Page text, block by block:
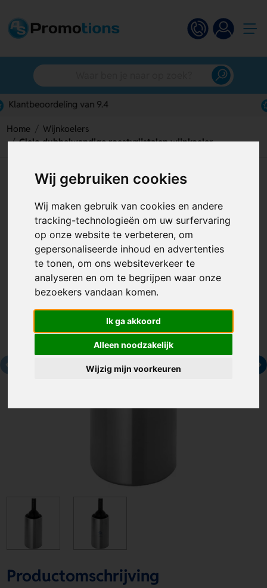
Wij gebruiken cookies
Wij maken gebruik van cookies en andere
tracking-technologieën om uw surfervaring
op onze website te verbeteren, om
gepersonaliseerde inhoud en advertenties
te tonen, om ons websiteverkeer te
analyseren en om te begrijpen waar onze
bezoekers vandaan komen.
Ik ga akkoord
Alleen noodzakelijk
Wijzig mijn voorkeuren
Gratis digitaal ontwerp
Home
Wijnkoelers
Cielo dubbelwandige roestvrijstalen wijnkoeler
Cielo dubbelwandige
roestvrijstalen wijnkoeler
Artikelnummer:129056
Productomschrijving